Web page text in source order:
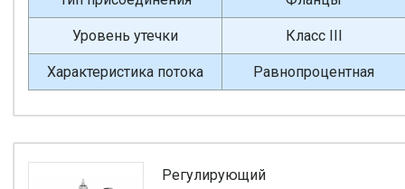
Уровень утечки Класс III
Характеристика потока Равнопроцентная
Регулирующий